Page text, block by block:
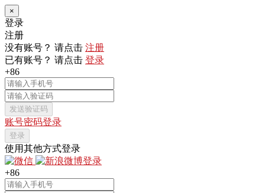
×
登录
注册
没有账号？ 请点击 注册
已有账号？ 请点击 登录
+86
发送验证码
账号密码登录
登录
使用其他方式登录
+86